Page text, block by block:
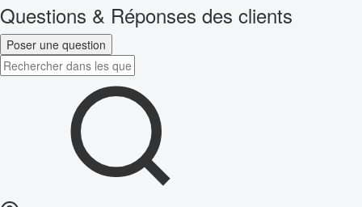
Questions & Réponses des clients
Poser une question